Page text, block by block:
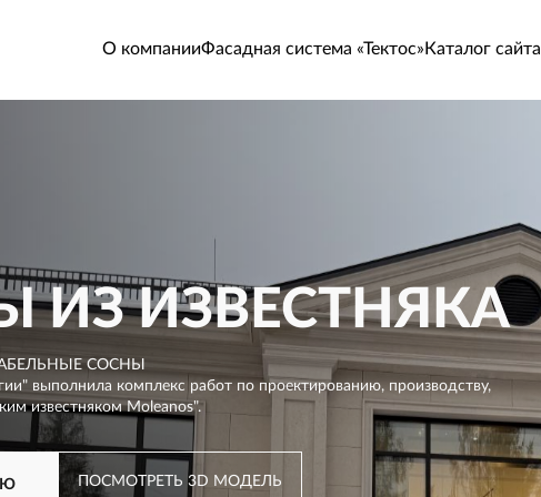
О компанииФасадная система «Тектос» Каталог сайта
ПОСМОТРЕТЬ 3D МОДЕЛЬ
ИЗ ИЗВЕСТНЯКА
СОСНЫ
выполнила комплекс работ по проектированию, производству,
известняком Moleanos".
ПОСМОТРЕТЬ 3D МОДЕЛЬ
ПОСМОТРЕТЬ 3D МОДЕЛЬ